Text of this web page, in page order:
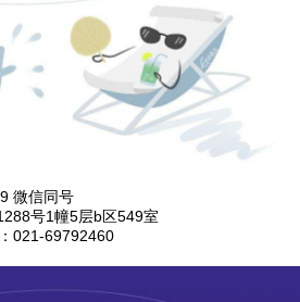
微信同号
号1幢5层b区549室
021-69792460